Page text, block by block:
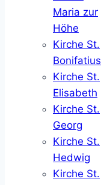
Maria zur
Höhe
Kirche St.
Bonifatius
Kirche St.
Elisabeth
Kirche St.
Georg
Kirche St.
Hedwig
Kirche St.